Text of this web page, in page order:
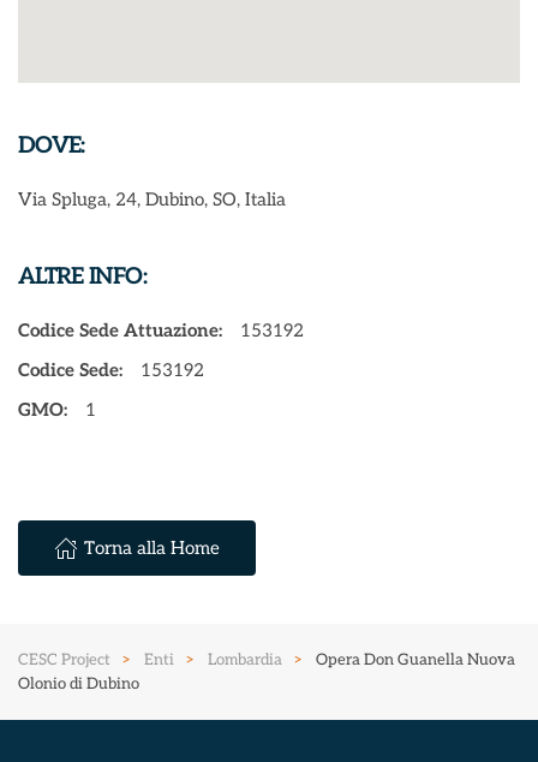
DOVE:
Via Spluga, 24, Dubino, SO, Italia
ALTRE INFO:
Codice Sede Attuazione:
153192
Codice Sede:
153192
GMO:
1
Torna alla Home
CESC Project Enti Lombardia
Opera Don Guanella Nuova
Olonio di Dubino